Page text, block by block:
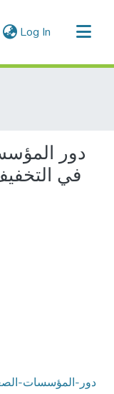
Log In (current)
دور
في
دور-المؤسسات-